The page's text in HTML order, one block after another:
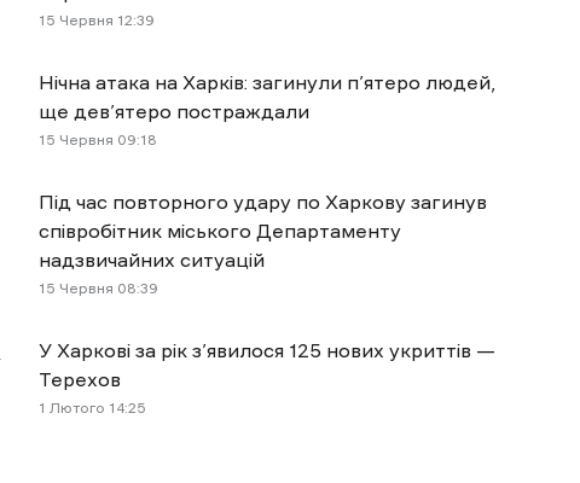
15 Червня 12:39
Нічна атака на Харків: загинули п’ятеро людей,
ще дев’ятеро постраждали
15 Червня 09:18
Під час повторного удару по Харкову загинув
співробітник міського Департаменту
надзвичайних ситуацій
15 Червня 08:39
У Харкові за рік з’явилося 125 нових укриттів —
Терехов
1 Лютого 14:25